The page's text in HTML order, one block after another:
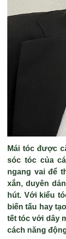
Mái tóc được
sóc tóc của c
ngang vai để
xắn, duyên
hút. Với kiểu t
biến tấu hay
tết tóc với dây
cách năng đ